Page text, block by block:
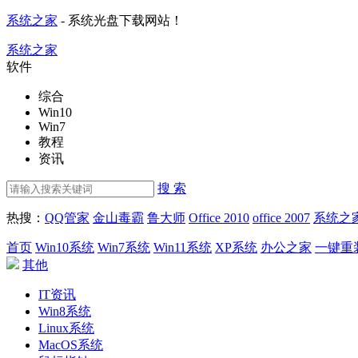
系统之家 - 系统光盘下载网站！
系统之家
软件
综合
Win10
Win7
教程
资讯
搜 索
热搜： QQ管家 金山毒霸 鲁大师 Office 2010 office 2007 系统之
首页 Win10系统 Win7系统 Win11系统 XP系统 办公之家 一键重
其他
IT资讯
Win8系统
Linux系统
MacOS系统